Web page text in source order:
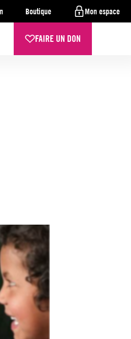
Boutique Mon espace
FAIRE UN DON